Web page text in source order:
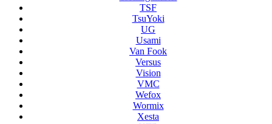
TSF
TsuYoki
UG
Usami
Van Fook
Versus
Vision
VMC
Wefox
Wormix
Xesta